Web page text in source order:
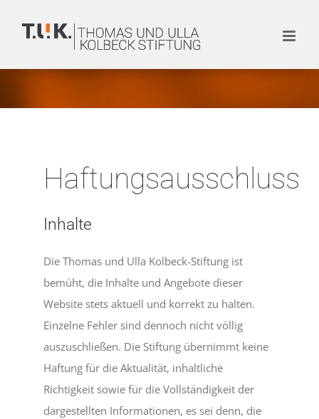
Haftungsausschluss
Inhalte
Die Thomas und Ulla Kolbeck-Stiftung ist
bemüht, die Inhalte und Angebote dieser
Website stets aktuell und korrekt zu halten.
Einzelne Fehler sind dennoch nicht völlig
auszuschließen. Die Stiftung übernimmt keine
Haftung für die Aktualität, inhaltliche
Richtigkeit sowie für die Vollständigkeit der
dargestellten Informationen, es sei denn, die